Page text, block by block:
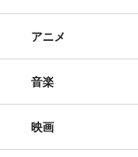
アニメ
音楽
映画